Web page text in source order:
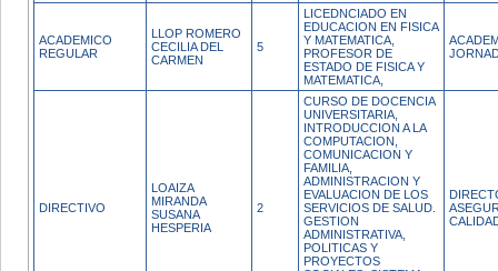
ACADEMICO
REGULAR
LLOP ROMERO
CECILIA DEL
CARMEN
5
LICEDNCIADO EN
EDUCACION EN FISICA
Y MATEMATICA,
PROFESOR DE
ESTADO DE FISICA Y
MATEMATICA,
DIRECTIVO
LOAIZA
MIRANDA
SUSANA
HESPERIA
2
CURSO DE DOCENCIA
UNIVERSITARIA,
INTRODUCCION A LA
COMPUTACION,
COMUNICACION Y
FAMILIA,
ADMINISTRACION Y
EVALUACION DE LOS
SERVICIOS DE SALUD.
GESTION
ADMINISTRATIVA,
POLITICAS Y
PROYECTOS